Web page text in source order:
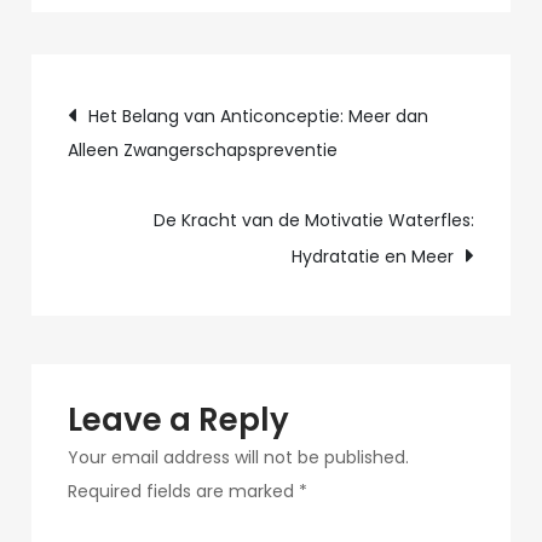
Oplossingen
Post
navigation
Het Belang van Anticonceptie: Meer dan
Alleen Zwangerschapspreventie
De Kracht van de Motivatie Waterfles:
Hydratatie en Meer
Leave a Reply
Your email address will not be published.
Required fields are marked *